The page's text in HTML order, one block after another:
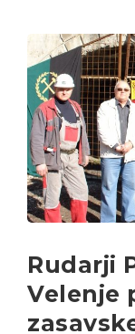
Rudarji
Velenje